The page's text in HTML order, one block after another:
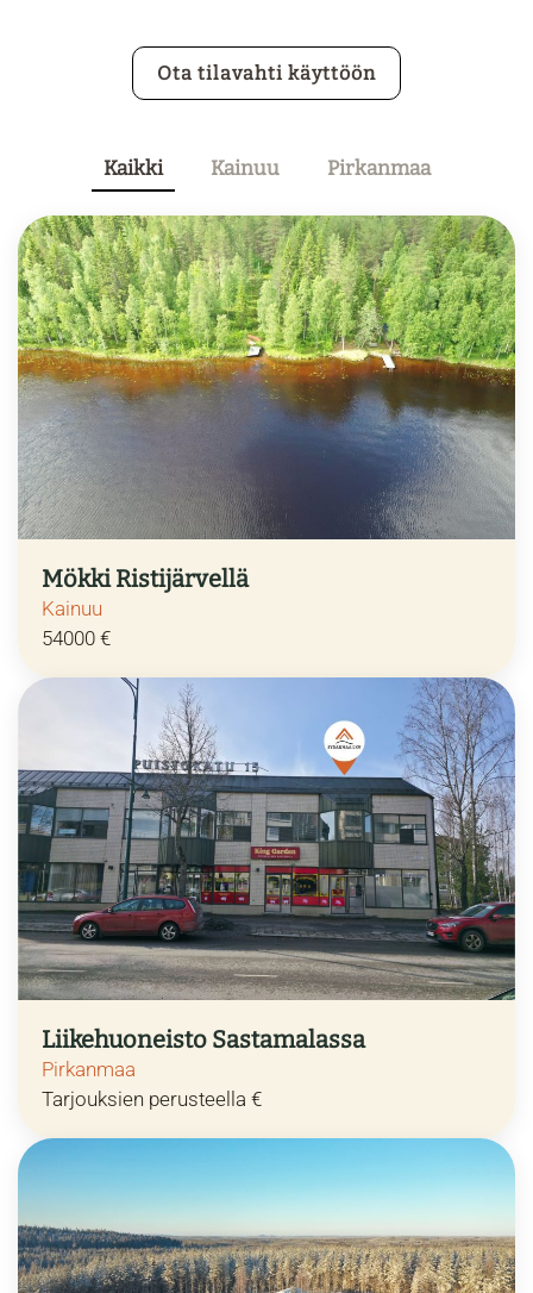
Ota tilavahti käyttöön
Kaikki Kainuu Pirkanmaa
Mökki Ristijärvellä
Kainuu
54000 €
Liikehuoneisto Sastamalassa
Pirkanmaa
Tarjouksien perusteella €